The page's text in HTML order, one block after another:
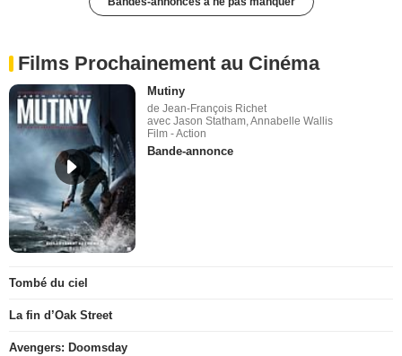
Films Prochainement au Cinéma
Mutiny
de Jean-François Richet
avec Jason Statham, Annabelle Wallis
Film - Action
Bande-annonce
Tombé du ciel
La fin d’Oak Street
Avengers: Doomsday